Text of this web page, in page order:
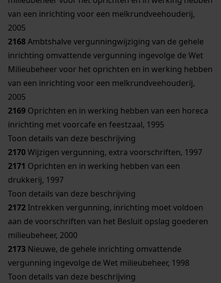
van een inrichting voor een melkrundveehouderij,
2005
2168Ambtshalve vergunningwijziging van de gehele
inrichting omvattende vergunning ingevolge de Wet
Milieubeheer voor het oprichten en in werking hebben
van een inrichting voor een melkrundveehouderij,
2005
2169 Oprichten en in werking hebben van een horeca
inrichting met voorcafe en feestzaal, 1995
Toon details van deze beschrijving
2170Wijzigen vergunning, extra voorschriften, 1997
2171 Oprichten en in werking hebben van een
drukkerij, 1997
Toon details van deze beschrijving
2172 Intrekken vergunning, inrichting moet voldoen
aan de voorschriften van het Besluit opslag goederen
milieubeheer, 2000
2173 Nieuwe, de gehele inrichting omvattende
vergunning ingevolge de Wet milieubeheer, 1998
Toon details van deze beschrijving